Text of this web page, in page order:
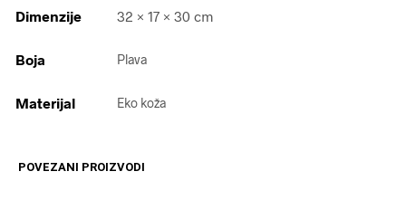
Dimenzije 32 × 17 × 30 cm
Boja Plava
Materijal Eko koža
POVEZANI PROIZVODI